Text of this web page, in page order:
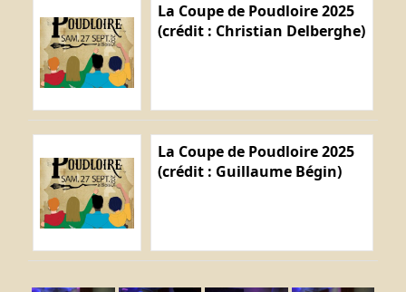
La Coupe de Poudloire 2025
(crédit : Christian Delberghe)
La Coupe de Poudloire 2025
(crédit : Guillaume Bégin)